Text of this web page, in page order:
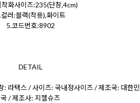
화사이즈:235(단창,4cm)
러:블랙(착용),화이트
5.코드번호:8902
DETAIL
라텍스 / 사이즈: 국내정사이즈 / 제조국: 대한민
국 / 제조사: 지젤슈즈